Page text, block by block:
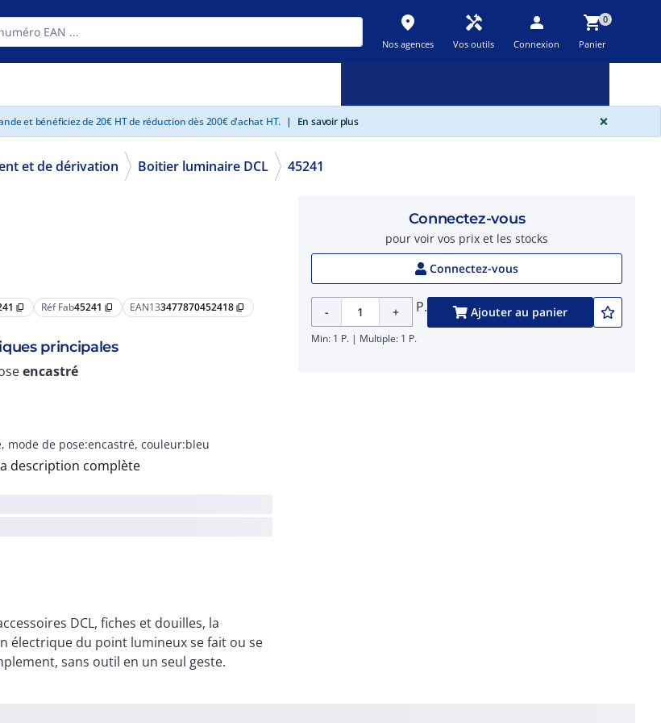
place
Nos agences
handyman
Vos outils
person
Connexion
shopping_cart0
Panier
et bénéficiez de 20€ HT de réduction dès 200€ d'achat HT. | En savoir plus ×
et de dérivation Boitier luminaire DCL 45241
content_copy Réf Fab45241 content_copy EAN133477870452418 content_copy
principales
encastré
mode de pose:encastré, couleur:bleu
description complète
DCL, fiches et douilles, la
électrique du point lumineux se fait ou se
sans outil en un seul geste.
Connectez-vous
pour voir vos prix et les stocks
Connectez-vous
- + P. Ajouter au panier
Min: 1 P. | Multiple: 1 P.